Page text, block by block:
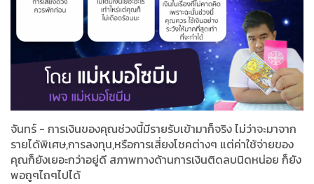
จันทร์ - การเงินของคุณช่วงนี้มีรายรับเข้ามาก็จริง ไม่ว่าจะมาจาก
รายได้พิเศษ,การลงทุน,หรือการเสี่ยงโชคต่างๆ แต่ค่าใช้จ่ายของ
คุณก็ยังเยอะกว่าอยู่ดี สภาพทางด้านการเงินติดลบนิดหน่อย ก็ยัง
พอถูๆไถๆไปได้